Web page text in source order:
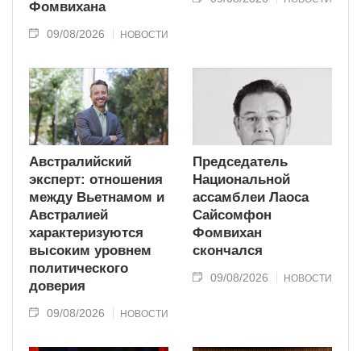
Фомвихана
09/08/2026 НОВОСТИ
Австралийский
эксперт: отношения
между Вьетнамом и
Австралией
характеризуются
высоким уровнем
политического
доверия
09/08/2026 НОВОСТИ
Председатель
Национальной
ассамблеи Лаоса
Сайсомфон
Фомвихан
скончался
09/08/2026 НОВОСТИ